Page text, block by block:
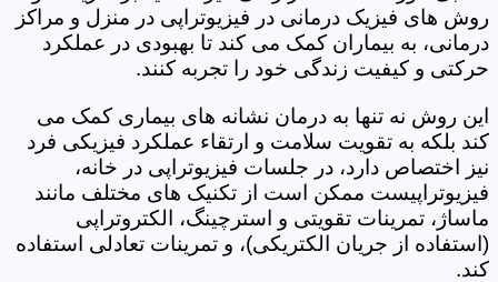
روش های فیزیک درمانی در فیزیوتراپی در منزل و مراکز
درمانی، به بیماران کمک می کند تا بهبودی در عملکرد
حرکتی و کیفیت زندگی خود را تجربه کنند.
این روش نه تنها به درمان نشانه های بیماری کمک می
کند بلکه به تقویت سلامت و ارتقاء عملکرد فیزیکی فرد
نیز اختصاص دارد، در جلسات فیزیوتراپی در خانه،
فیزیوتراپیست ممکن است از تکنیک های مختلف مانند
ماساژ، تمرینات تقویتی و استرچینگ، الکتروتراپی
(استفاده از جریان الکتریکی)، و تمرینات تعادلی استفاده
کند.